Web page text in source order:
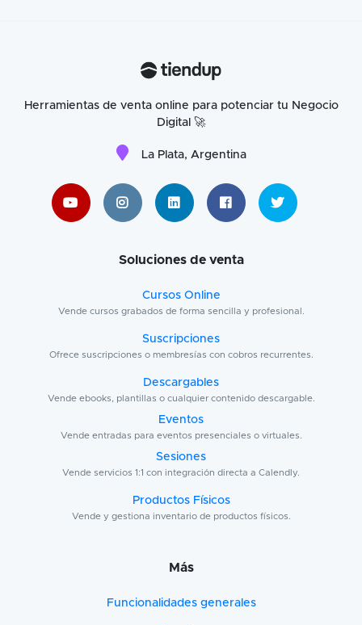
Herramientas de venta online para potenciar tu Negocio
Digital 🚀
La Plata, Argentina
Soluciones de venta
Cursos Online
Vende cursos grabados de forma sencilla y profesional.
Suscripciones
Ofrece suscripciones o membresías con cobros recurrentes.
Descargables
Vende ebooks, plantillas o cualquier contenido descargable.
Eventos
Vende entradas para eventos presenciales o virtuales.
Sesiones
Vende servicios 1:1 con integración directa a Calendly.
Productos Físicos
Vende y gestiona inventario de productos físicos.
Más
Funcionalidades generales